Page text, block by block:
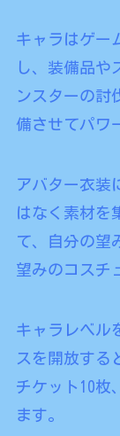
キャラはゲー
し、装備品や
ンスターの討
備させてパワ
アバター衣装
はなく素材を
て、自分の望
望みのコスチ
キャラレベル
スを開放する
チケット10枚
ます。